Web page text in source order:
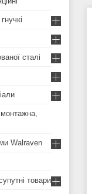
сталі
монтажна,
Walraven
товари